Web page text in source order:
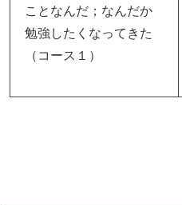
ことなんだ；なんだか
勉強したくなってきた
（コース１）